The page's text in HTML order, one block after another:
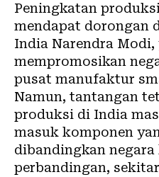
Peningkatan
mendapat dorongan
India Narendra Modi,
mempromosikan
pusat manufaktur
Namun, tantangan
produksi di India
masuk komponen
dibandingkan negara
perbandingan,